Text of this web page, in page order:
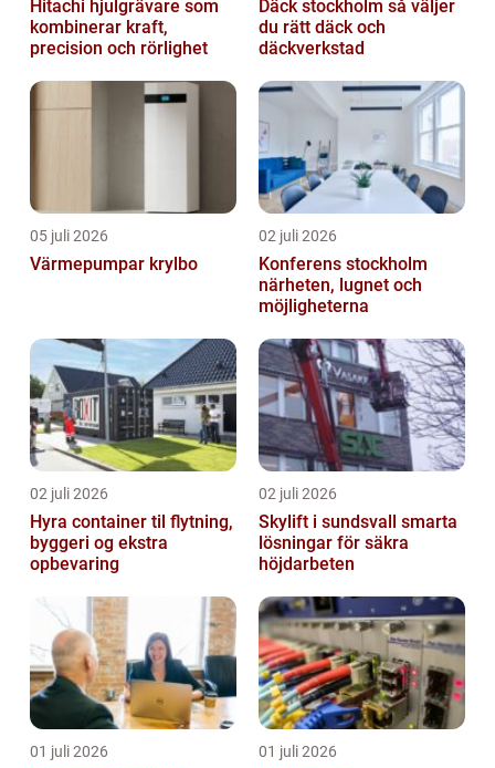
Hitachi hjulgrävare som
kombinerar kraft,
precision och rörlighet
Däck stockholm så väljer
du rätt däck och
däckverkstad
05 juli 2026
Värmepumpar krylbo
02 juli 2026
Konferens stockholm
närheten, lugnet och
möjligheterna
02 juli 2026
Hyra container til flytning,
byggeri og ekstra
opbevaring
02 juli 2026
Skylift i sundsvall smarta
lösningar för säkra
höjdarbeten
01 juli 2026 01 juli 2026